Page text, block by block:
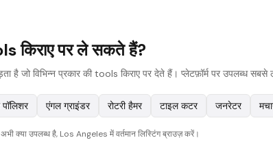
किराए पर ले सकते हैं?
जो विभिन्न प्रकार की tools किराए पर देते हैं। प्लेटफ़ॉर्म पर उपलब्ध सबसे
एंगल ग्राइंडर रोटरी हैमर टाइल कटर जनरेटर
क्या उपलब्ध है, Los Angeles में वर्तमान लिस्टिंग ब्राउज़ करें।